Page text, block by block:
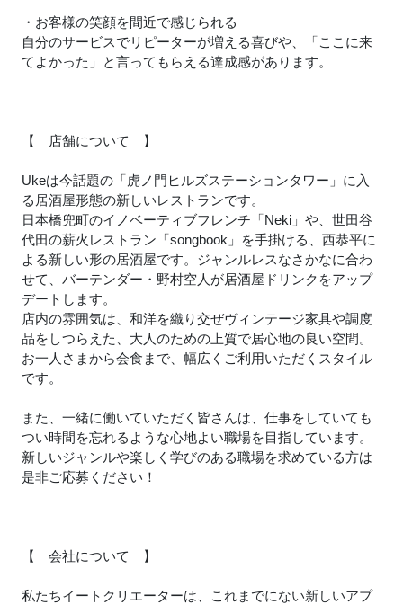
・お客様の笑顔を間近で感じられる
自分のサービスでリピーターが増える喜びや、「ここに来
てよかった」と言ってもらえる達成感があります。
【 店舗について 】
Ukeは今話題の「虎ノ門ヒルズステーションタワー」に入
る居酒屋形態の新しいレストランです。
日本橋兜町のイノベーティブフレンチ「Neki」や、世田谷
代田の薪火レストラン「songbook」を手掛ける、西恭平に
よる新しい形の居酒屋です。ジャンルレスなさかなに合わ
せて、バーテンダー・野村空人が居酒屋ドリンクをアップ
デートします。
店内の雰囲気は、和洋を織り交ぜヴィンテージ家具や調度
品をしつらえた、大人のための上質で居心地の良い空間。
お一人さまから会食まで、幅広くご利用いただくスタイル
です。
また、一緒に働いていただく皆さんは、仕事をしていても
つい時間を忘れるような心地よい職場を目指しています。
新しいジャンルや楽しく学びのある職場を求めている方は
是非ご応募ください！
【 会社について 】
私たちイートクリエーターは、これまでにない新しいアプ